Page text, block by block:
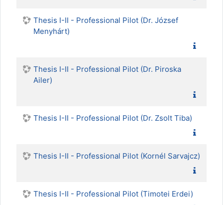
Thesis I-II - Professional Pilot (Dr. József
Menyhárt)
Thesis I-II - Professional Pilot (Dr. Piroska
Ailer)
Thesis I-II - Professional Pilot (Dr. Zsolt Tiba)
Thesis I-II - Professional Pilot (Kornél Sarvajcz)
Thesis I-II - Professional Pilot (Timotei Erdei)